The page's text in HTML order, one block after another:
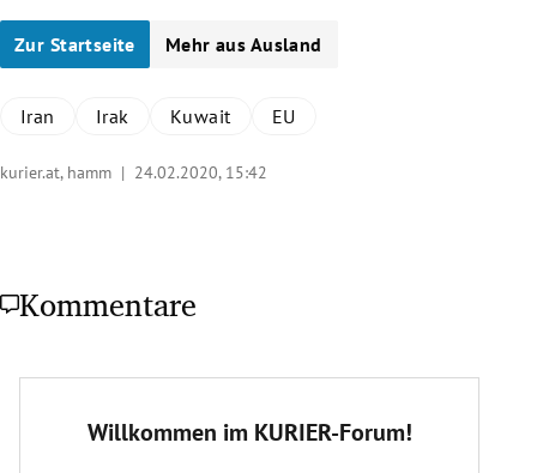
Zur Startseite Mehr aus Ausland
Iran Irak Kuwait EU
kurier.at, hamm | 24.02.2020, 15:42
Kommentare